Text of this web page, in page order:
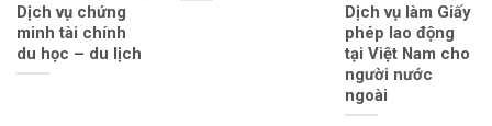
Dịch vụ chứng
minh tài chính
du học – du lịch
Dịch vụ làm Giấy
phép lao động
tại Việt Nam cho
người nước
ngoài